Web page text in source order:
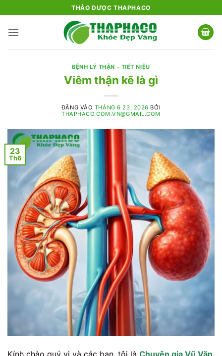
qua
nội
THẢO DƯỢC THAPHACO
BỆNH LÝ THẬN - TIẾT NIỆU
Viêm thận kẽ là gì
ĐĂNG VÀO THÁNG 6 23, 2026 BỞI
THAPHACO.COM.VN@GMAIL.COM
23
Th6
Kính chào quý vị và các bạn, tôi là Chuyên gia Vũ Văn